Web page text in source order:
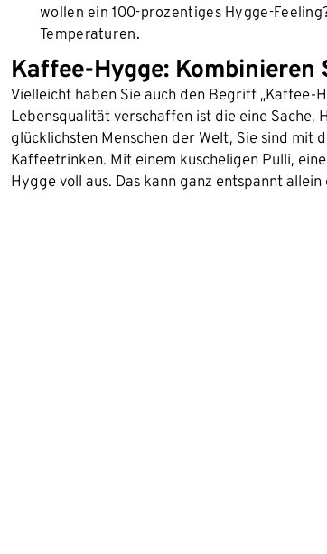
wollen ein 100-prozentiges Hygge-
Temperaturen.
Kaffee-Hygge: Kombinieren
Vielleicht haben Sie auch den Begriff „Kaffee-
Lebensqualität verschaffen ist die eine Sache,
glücklichsten Menschen der Welt, Sie sind mit
Kaffeetrinken. Mit einem kuscheligen Pulli,
Hygge voll aus. Das kann ganz entspannt